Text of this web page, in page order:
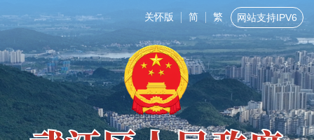
关怀版 简 繁 网站支持IPV6